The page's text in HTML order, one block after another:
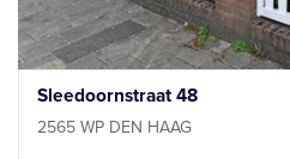
Sleedoornstraat 48
2565 WP DEN HAAG